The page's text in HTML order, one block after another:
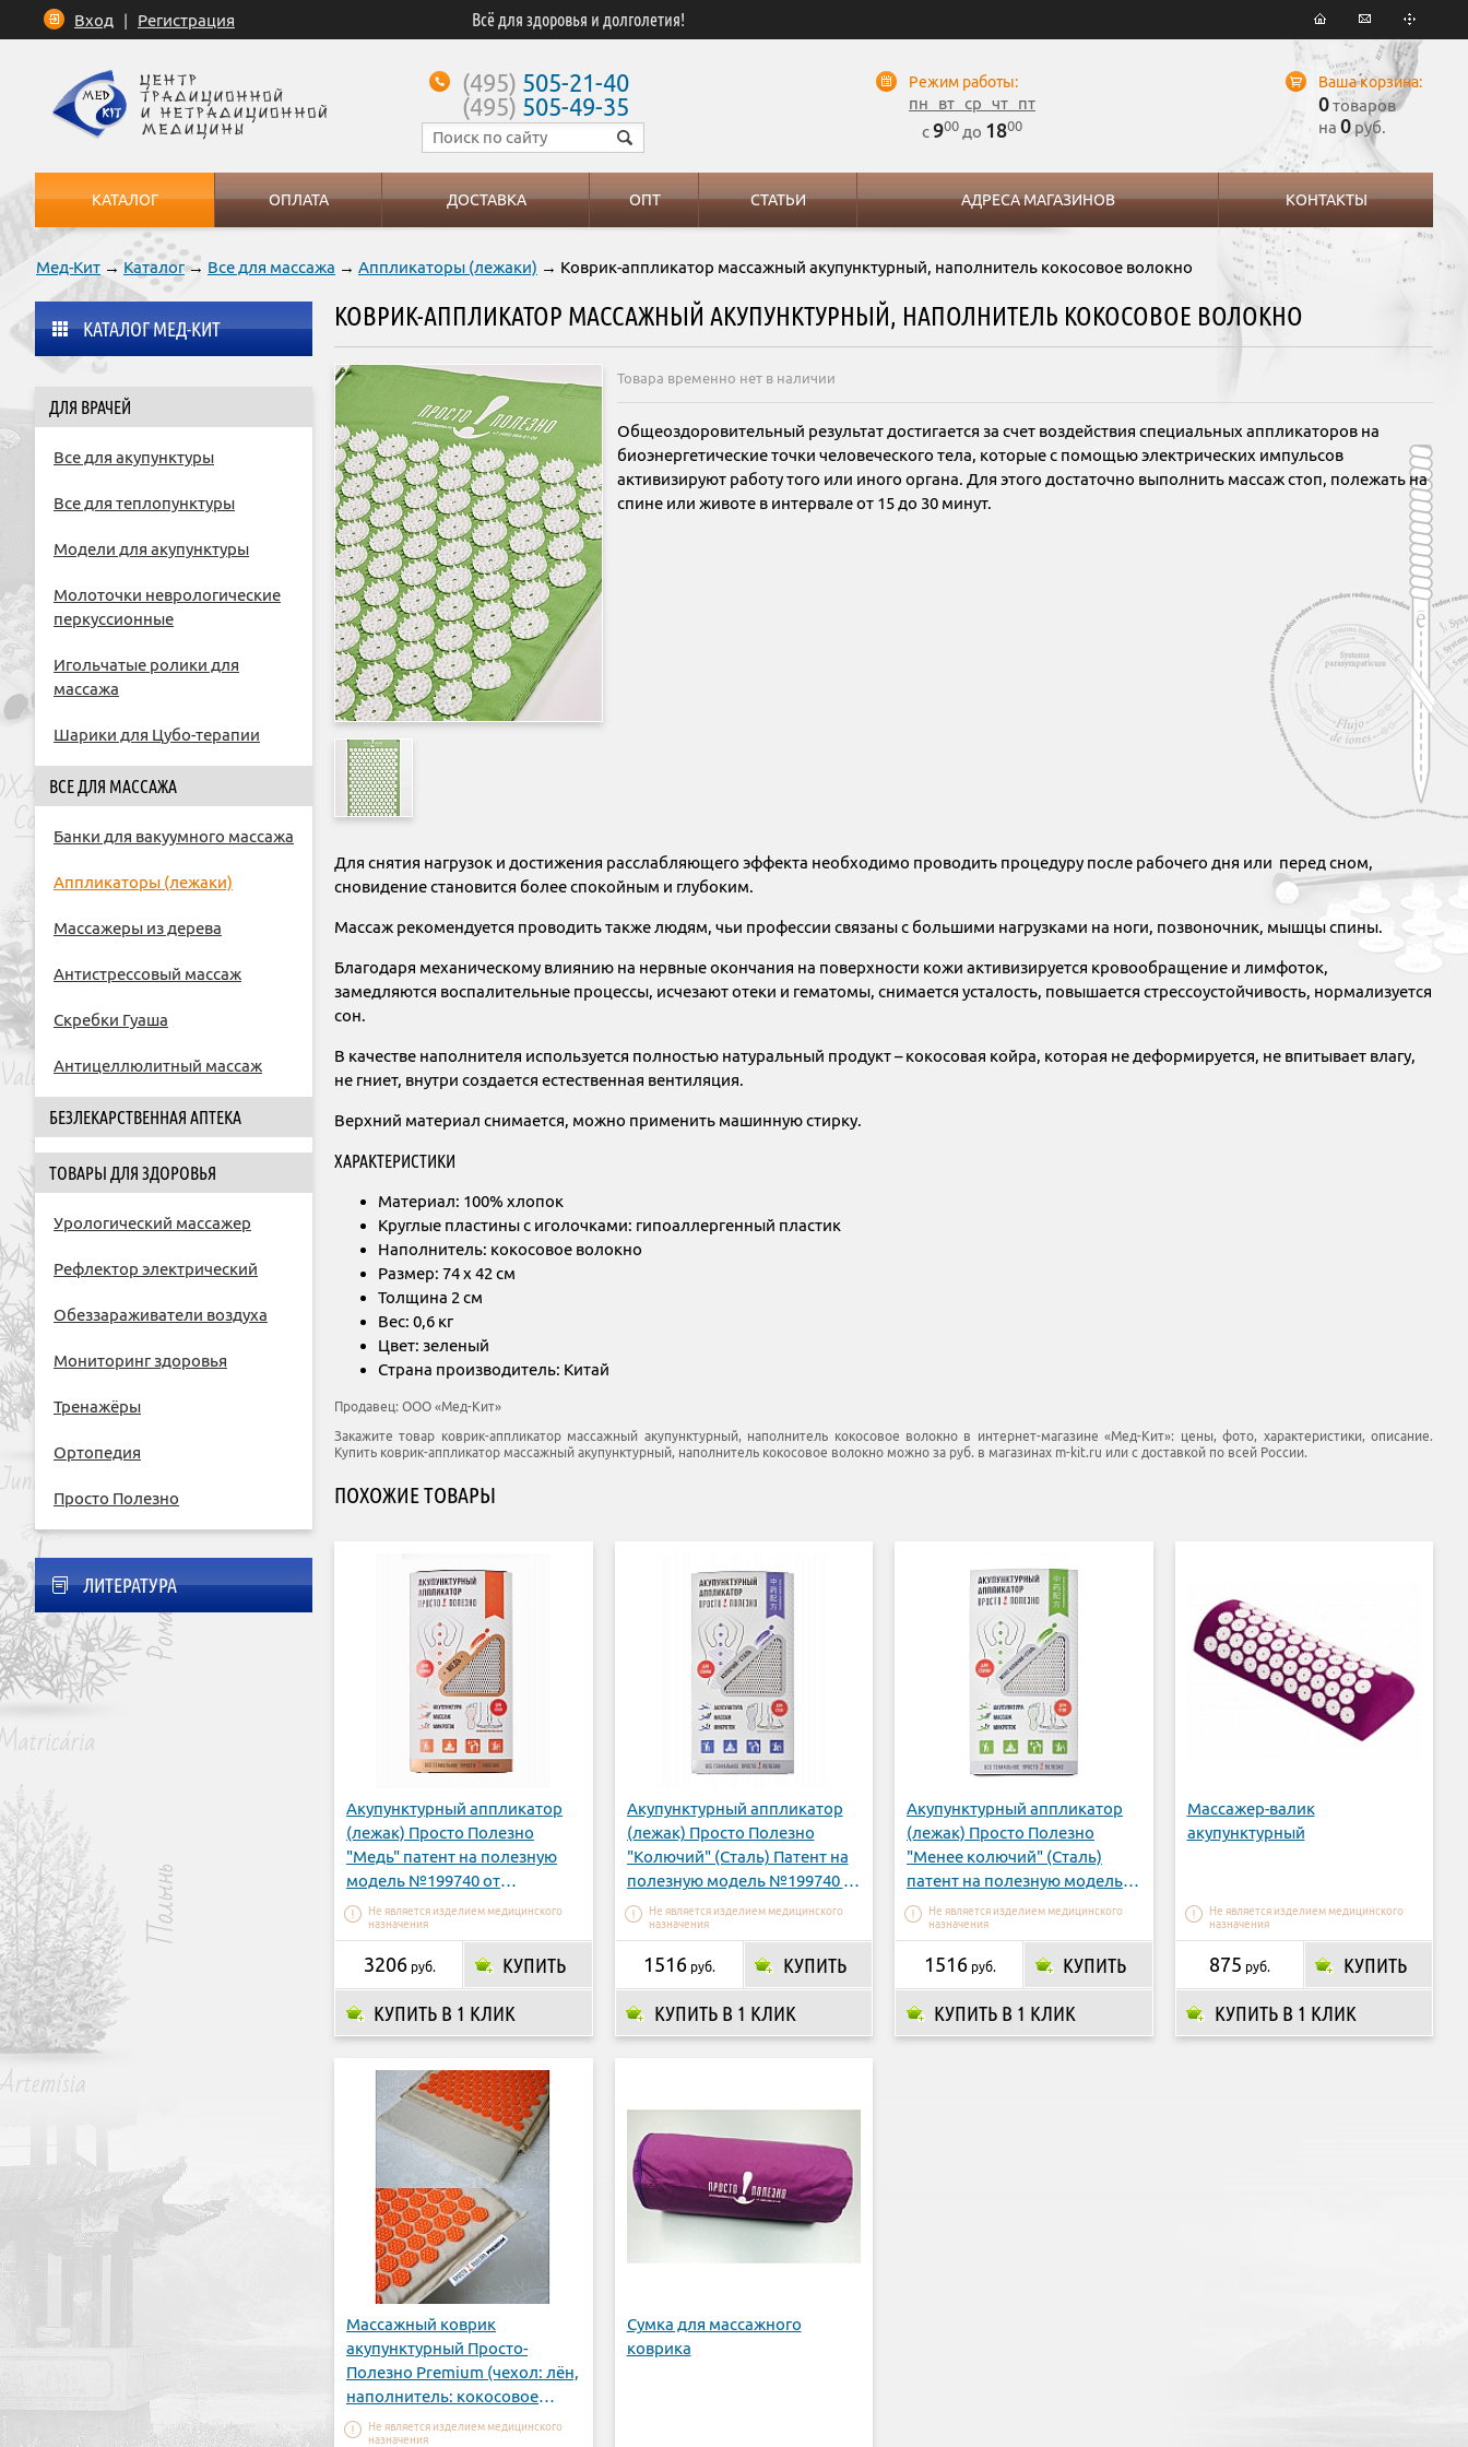
Мед-Кит →Каталог→ Все для массажа → Аппликаторы (лежаки) → Коврик-аппликатор массажный акупунктурный, наполнитель кокосовое волокно
КОВРИК-АППЛИКАТОР МАССАЖНЫЙ АКУПУНКТУРНЫЙ, НАПОЛНИТЕЛЬ КОКОСОВОЕ ВОЛОКНО
Товара временно нет в наличии
Общеоздоровительный результат достигается за счет воздействия специальных аппликаторов на
биоэнергетические точки человеческого тела, которые с помощью электрических импульсов
активизируют работу того или иного органа. Для этого достаточно выполнить массаж стоп, полежать на
спине или животе в интервале от 15 до 30 минут.
Для снятия нагрузок и достижения расслабляющего эффекта необходимо проводить процедуру после рабочего дня или перед сном,
сновидение становится более спокойным и глубоким.
Массаж рекомендуется проводить также людям, чьи профессии связаны с большими нагрузками на ноги, позвоночник, мышцы спины.
Благодаря механическому влиянию на нервные окончания на поверхности кожи активизируется кровообращение и лимфоток,
замедляются воспалительные процессы, исчезают отеки и гематомы, снимается усталость, повышается стрессоустойчивость, нормализуется
сон.
В качестве наполнителя используется полностью натуральный продукт – кокосовая койра, которая не деформируется, не впитывает влагу,
не гниет, внутри создается естественная вентиляция.
Верхний материал снимается, можно применить машинную стирку.
ХАРАКТЕРИСТИКИ
Материал: 100% хлопок
Круглые пластины с иголочками: гипоаллергенный пластик
Наполнитель: кокосовое волокно
Размер: 74 х 42 см
Толщина 2 см
Вес: 0,6 кг
Цвет: зеленый
Страна производитель: Китай
Продавец: ООО «Мед-Кит»
Закажите товар коврик-аппликатор массажный акупунктурный, наполнитель кокосовое волокно в интернет-магазине «Мед-Кит»: цены, фото, характеристики, описание.
Купить коврик-аппликатор массажный акупунктурный, наполнитель кокосовое волокно можно за руб. в магазинах m-kit.ru или с доставкой по всей России.
ПОХОЖИЕ ТОВАРЫ
Акупунктурный аппликатор
(лежак) Просто Полезно
"Медь" патент на полезную
модель №199740 от
31.12.2019г
Не является изделием медицинского
назначения
КУПИТЬ В 1 КЛИК
3206руб. КУПИТЬ
Акупунктурный аппликатор
(лежак) Просто Полезно
"Колючий" (Сталь) Патент на
полезную модель №199740 от
31.12.2019г.
Не является изделием медицинского
назначения
КУПИТЬ В 1 КЛИК
1516 руб. КУПИТЬ
Акупунктурный аппликатор
(лежак) Просто Полезно
"Менее колючий" (Сталь)
патент на полезную модель
№199740 от 31.12.2019г
Не является изделием медицинского
назначения
КУПИТЬ В 1 КЛИК
1516руб. КУПИТЬ
Массажер-валик
акупунктурный
Не является изделием медицинского
назначения
КУПИТЬ В 1 КЛИК
875 руб. КУПИТЬ
Массажный коврик
акупунктурный Просто-
Полезно Premium (чехол: лён,
наполнитель: кокосовое
волокно)
Не является изделием медицинского
назначения
Сумка для массажного
коврика
КАТАЛОГ МЕД-КИТ
ДЛЯ ВРАЧЕЙ
Все для акупунктуры
Все для теплопунктуры
Модели для акупунктуры
Молоточки неврологические
перкуссионные
Игольчатые ролики для
массажа
Шарики для Цубо-терапии
ВСЕ ДЛЯ МАССАЖА
Банки для вакуумного массажа
Аппликаторы (лежаки)
Массажеры из дерева
Антистрессовый массаж
Скребки Гуаша
Антицеллюлитный массаж
БЕЗЛЕКАРСТВЕННАЯ АПТЕКА
ТОВАРЫ ДЛЯ ЗДОРОВЬЯ
Урологический массажер
Рефлектор электрический
Обеззараживатели воздуха
Мониторинг здоровья
Тренажёры
Ортопедия
Просто Полезно
ЛИТЕРАТУРА
(495) 505-21-40
(495) 505-49-35
Режим работы:
пн вт ср чт пт
с900 до 1800
Ваша корзина:
0товаров
на 0 руб.
КАТАЛОГ ОПЛАТА ДОСТАВКА ОПТ СТАТЬИ АДРЕСА МАГАЗИНОВ КОНТАКТЫ
Вход | Регистрация Всё для здоровья и долголетия!